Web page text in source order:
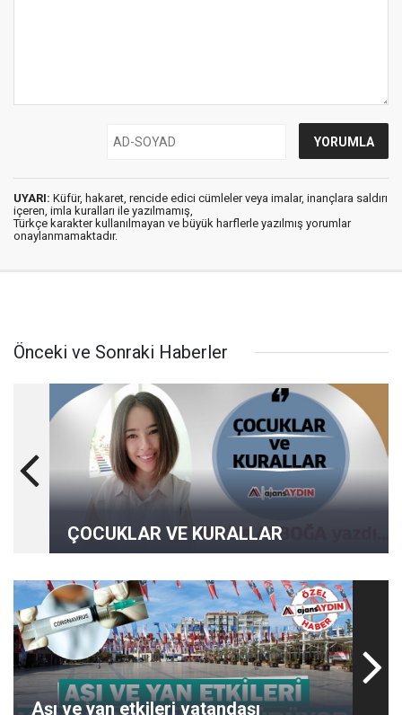
UYARI: Küfür, hakaret, rencide edici cümleler veya imalar, inançlara saldırı
içeren, imla kuralları ile yazılmamış,
Türkçe karakter kullanılmayan ve büyük harflerle yazılmış yorumlar
onaylanmamaktadır.
Önceki ve Sonraki Haberler
ÇOCUKLAR VE KURALLAR
Aşı ve yan etkileri vatandaşı